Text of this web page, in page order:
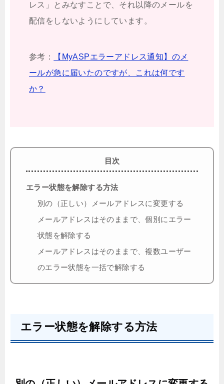
レス」とみなすことで、それ以降のメールを
配信をしないようにしています。
参考：
【MyASPエラーアドレス通知】のメ
ールが急に届いたのですが、これは何です
か？
目次
エラー状態を解除する方法
別の（正しい）メールアドレスに変更する
メールアドレスはそのままで、個別にエラー
状態を解除する
メールアドレスはそのままで、複数ユーザー
のエラー状態を一括で解除する
エラー状態を解除する方法